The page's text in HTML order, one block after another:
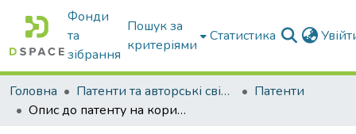
Фонди
та
зібрання
Пошук за
критеріями
Статистика
Головна Патенти та авторські свідоцтва
Патенти
Опис до патенту на корисну модель № 117783 "Пристрій автоматичного регулювання температури в теплиці"